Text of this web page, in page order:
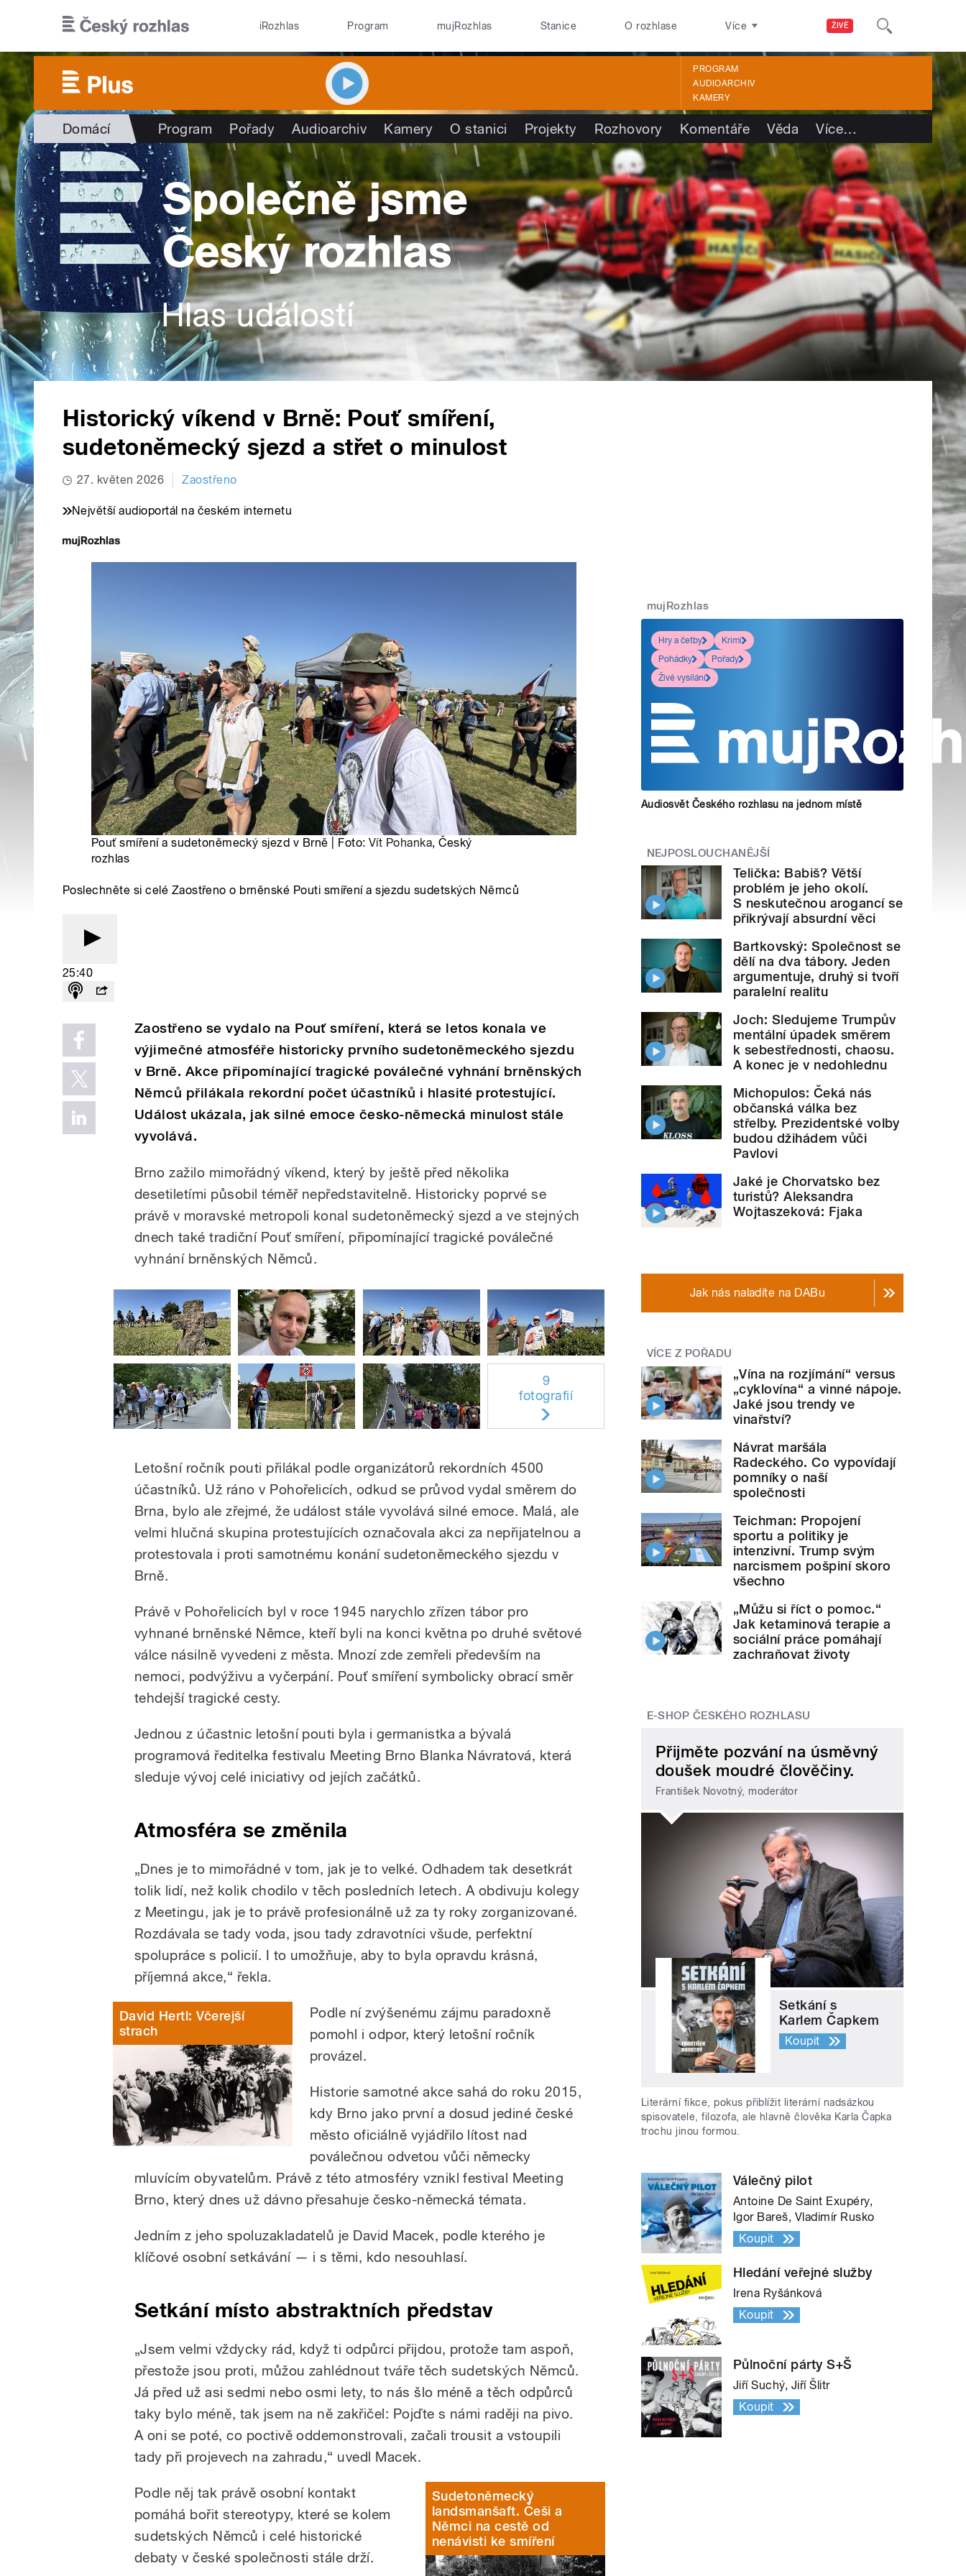
ŽIVĚ
iRozhlas Program mujRozhlas Stanice O rozhlase Více
PROGRAM
AUDIOARCHIV
KAMERY
Domácí Program Pořady Audioarchiv Kamery O stanici Projekty Rozhovory Komentáře Věda Více…
Historický víkend v Brně: Pouť smíření,
sudetoněmecký sjezd a střet o minulost
27. květen 2026 Zaostřeno
Největší audioportál na českém internetu
Pouť smíření a sudetoněmecký sjezd v Brně | Foto:Vít Pohanka, Český
rozhlas
Poslechněte si celé Zaostřeno o brněnské Pouti smíření a sjezdu sudetských Němců
25:40
Zaostřeno se vydalo na Pouť smíření, která se letos konala ve
výjimečné atmosféře historicky prvního sudetoněmeckého sjezdu
v Brně. Akce připomínající tragické poválečné vyhnání brněnských
Němců přilákala rekordní počet účastníků i hlasité protestující.
Událost ukázala, jak silné emoce česko-německá minulost stále
vyvolává.
Brno zažilo mimořádný víkend, který by ještě před několika
desetiletími působil téměř nepředstavitelně. Historicky poprvé se
právě v moravské metropoli konal sudetoněmecký sjezd a ve stejných
dnech také tradiční Pouť smíření, připomínající tragické poválečné
vyhnání brněnských Němců.
9
fotografií
Letošní ročník pouti přilákal podle organizátorů rekordních 4500
účastníků. Už ráno v Pohořelicích, odkud se průvod vydal směrem do
Brna, bylo ale zřejmé, že událost stále vyvolává silné emoce. Malá, ale
velmi hlučná skupina protestujících označovala akci za nepřijatelnou a
protestovala i proti samotnému konání sudetoněmeckého sjezdu v
Brně.
Právě v Pohořelicích byl v roce 1945 narychlo zřízen tábor pro
vyhnané brněnské Němce, kteří byli na konci května po druhé světové
válce násilně vyvedeni z města. Mnozí zde zemřeli především na
nemoci, podvýživu a vyčerpání. Pouť smíření symbolicky obrací směr
tehdejší tragické cesty.
Jednou z účastnic letošní pouti byla i germanistka a bývalá
programová ředitelka festivalu Meeting Brno Blanka Návratová, která
sleduje vývoj celé iniciativy od jejích začátků.
Atmosféra se změnila
„Dnes je to mimořádné v tom, jak je to velké. Odhadem tak desetkrát
tolik lidí, než kolik chodilo v těch posledních letech. A obdivuju kolegy
z Meetingu, jak je to právě profesionálně už za ty roky zorganizované.
Rozdávala se tady voda, jsou tady zdravotníci všude, perfektní
spolupráce s policií. I to umožňuje, aby to byla opravdu krásná,
příjemná akce,“ řekla.
David Hertl: Včerejší
strach
Podle ní zvýšenému zájmu paradoxně
pomohl i odpor, který letošní ročník
provázel.
Historie samotné akce sahá do roku 2015,
kdy Brno jako první a dosud jediné české
město oficiálně vyjádřilo lítost nad
poválečnou odvetou vůči německy
mluvícím obyvatelům. Právě z této atmosféry vznikl festival Meeting
Brno, který dnes už dávno přesahuje česko-německá témata.
Jedním z jeho spoluzakladatelů je David Macek, podle kterého je
klíčové osobní setkávání — i s těmi, kdo nesouhlasí.
Setkání místo abstraktních představ
„Jsem velmi vždycky rád, když ti odpůrci přijdou, protože tam aspoň,
přestože jsou proti, můžou zahlédnout tváře těch sudetských Němců.
Já před už asi sedmi nebo osmi lety, to nás šlo méně a těch odpůrců
taky bylo méně, tak jsem na ně zakřičel: Pojďte s námi raději na pivo.
A oni se poté, co poctivě oddemonstrovali, začali trousit a vstoupili
tady při projevech na zahradu,“ uvedl Macek.
Sudetoněmecký
landsmanšaft. Češi a
Němci na cestě od
nenávisti ke smíření
Podle něj tak právě osobní kontakt
pomáhá bořit stereotypy, které se kolem
sudetských Němců i celé historické
debaty v české společnosti stále drží.
mujRozhlas
Hry a četby
Krimi
Pohádky
Pořady
Živé vysílání
Audiosvět Českého rozhlasu na jednom místě
NEJPOSLOUCHANĚJŠÍ
Telička: Babiš? Větší
problém je jeho okolí.
S neskutečnou arogancí se
přikrývají absurdní věci
Bartkovský: Společnost se
dělí na dva tábory. Jeden
argumentuje, druhý si tvoří
paralelní realitu
Joch: Sledujeme Trumpův
mentální úpadek směrem
k sebestřednosti, chaosu.
A konec je v nedohlednu
Michopulos: Čeká nás
občanská válka bez
střelby. Prezidentské volby
budou džihádem vůči
Pavlovi
Jaké je Chorvatsko bez
turistů? Aleksandra
Wojtaszeková: Fjaka
Jak nás naladíte na DABu
VÍCE Z POŘADU
„Vína na rozjímání“ versus
„cyklovína“ a vinné nápoje.
Jaké jsou trendy ve
vinařství?
Návrat maršála
Radeckého. Co vypovídají
pomníky o naší
společnosti
Teichman: Propojení
sportu a politiky je
intenzivní. Trump svým
narcismem pošpiní skoro
všechno
„Můžu si říct o pomoc.“
Jak ketaminová terapie a
sociální práce pomáhají
zachraňovat životy
E-SHOP ČESKÉHO ROZHLASU
Přijměte pozvání na úsměvný
doušek moudré člověčiny.
František Novotný, moderátor
Setkání s
Karlem Čapkem
Koupit
Literární fikce, pokus přiblížit literární nadsázkou
spisovatele, filozofa, ale hlavně člověka Karla Čapka
trochu jinou formou.
Válečný pilot
Antoine De Saint Exupéry,
Igor Bareš, Vladimír Rusko
Koupit
Hledání veřejné služby
Irena Ryšánková
Koupit
Půlnoční párty S+Š
Jiří Suchý, Jiří Šlitr
Koupit